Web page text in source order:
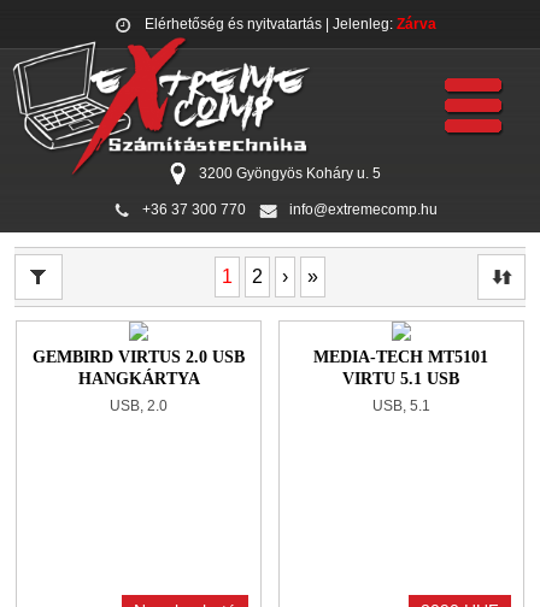
Elérhetőség és nyitvatartás| Jelenleg: Zárva
3200 Gyöngyös Koháry u. 5
+36 37 300 770 info@extremecomp.hu
1 2 › »
GEMBIRD VIRTUS 2.0 USB
HANGKÁRTYA
USB, 2.0
MEDIA-TECH MT5101
VIRTU 5.1 USB
HANGKÁRTYA
USB, 5.1